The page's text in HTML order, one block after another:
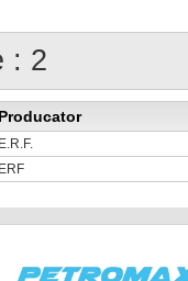
: 2
Producator
E.R.F.
ERF